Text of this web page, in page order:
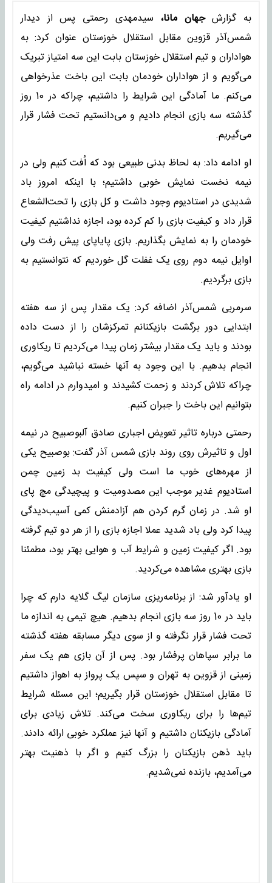
به گزارشجهان مانا، سیدمهدی رحمتی پس از دیدار
شمس‌آذر قزوین مقابل استقلال خوزستان عنوان کرد: به
هواداران و تیم استقلال خوزستان بابت این سه امتیاز تبریک
می‌گویم و از هواداران خودمان بابت این باخت عذرخواهی
می‌کنم. ما آمادگی این شرایط را داشتیم، چراکه در 10 روز
گذشته سه بازی انجام دادیم و می‌دانستیم تحت فشار قرار
می‌گیریم.
او ادامه داد: به لحاظ بدنی طبیعی بود که اُفت کنیم ولی در
نیمه نخست نمایش خوبی داشتیم؛ با اینکه امروز باد
شدیدی در استادیوم وجود داشت و کل بازی را تحت‌الشعاع
قرار داد و کیفیت بازی را کم کرده بود، اجازه نداشتیم کیفیت
خودمان را به نمایش بگذاریم. بازی پایاپای پیش رفت ولی
اوایل نیمه دوم روی یک غفلت گل خوردیم که نتوانستیم به
بازی برگردیم.
سرمربی شمس‌آذر اضافه کرد: یک مقدار پس از سه هفته
ابتدایی دور برگشت بازیکنانم تمرکزشان را از دست داده
بودند و باید یک مقدار بیشتر زمان پیدا می‌کردیم تا ریکاوری
انجام بدهیم. با این وجود به آنها خسته نباشید می‌گویم،
چراکه تلاش کردند و زحمت کشیدند و امیدوارم در ادامه راه
بتوانیم این باخت را جبران کنیم.
رحمتی درباره تاثیر تعویض اجباری صادق آلبوصبیح در نیمه
اول و تاثیرش روی روند بازی شمس آذر گفت: بوصبیح یکی
از مهره‌های خوب ما است ولی کیفیت بد زمین چمن
استادیوم غدیر موجب این مصدومیت و پیچیدگی مچ پای
او شد. در زمان گرم کردن هم آزادمنش کمی آسیب‌دیدگی
پیدا کرد ولی باد شدید عملا اجازه بازی را از هر دو تیم گرفته
بود. اگر کیفیت زمین و شرایط آب و هوایی بهتر بود، مطمئنا
بازی بهتری مشاهده می‌کردید.
او یادآور شد: از برنامه‌ریزی سازمان لیگ گلایه دارم که چرا
باید در 10 روز سه بازی انجام بدهیم. هیچ تیمی به اندازه ما
تحت فشار قرار نگرفته و از سوی دیگر مسابقه هفته گذشته
ما برابر سپاهان پرفشار بود. پس از آن بازی هم یک سفر
زمینی از قزوین به تهران و سپس یک پرواز به اهواز داشتیم
تا مقابل استقلال خوزستان قرار بگیریم؛ این مسئله شرایط
تیم‌ها را برای ریکاوری سخت می‌کند. تلاش زیادی برای
آمادگی بازیکنان داشتیم و آنها نیز عملکرد خوبی ارائه دادند.
باید ذهن بازیکنان را بزرگ کنیم و اگر با ذهنیت بهتر
می‌آمدیم، بازنده نمی‌شدیم.